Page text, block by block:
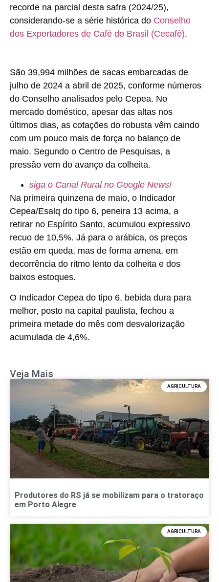
recorde na parcial desta safra (2024/25),
considerando-se a série histórica do Conselho
dos Exportadores de Café do Brasil (Cecafé).
São 39,994 milhões de sacas embarcadas de
julho de 2024 a abril de 2025, conforme números
do Conselho analisados pelo Cepea. No
mercado doméstico, apesar das altas nos
últimos dias, as cotações do robusta vêm caindo
com um pouco mais de força no balanço de
maio. Segundo o Centro de Pesquisas, a
pressão vem do avanço da colheita.
siga o Canal Rural no Google News!
Na primeira quinzena de maio, o Indicador
Cepea/Esalq do tipo 6, peneira 13 acima, a
retirar no Espírito Santo, acumulou expressivo
recuo de 10,5%. Já para o arábica, os preços
estão em queda, mas de forma amena, em
decorrência do ritmo lento da colheita e dos
baixos estoques.
O Indicador Cepea do tipo 6, bebida dura para
melhor, posto na capital paulista, fechou a
primeira metade do mês com desvalorização
acumulada de 4,6%.
Veja Mais
AGRICULTURA
Produtores do RS já se mobilizam para o tratoraço
em Porto Alegre
AGRICULTURA